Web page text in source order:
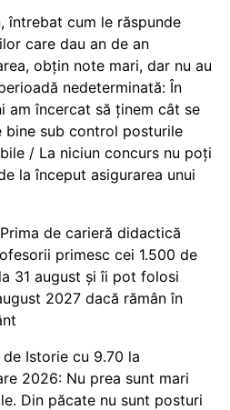
întrebat cum le răspunde
care dau an de an
obțin note mari, dar nu au
nedeterminată: În
am încercat să ținem cât se
bine sub control posturile
/ La niciun concurs nu poți
la început asigurarea unui
de carieră didactică
primesc cei 1.500 de
31 august și îi pot folosi
2027 dacă rămân în
Istorie cu 9.70 la
2026: Nu prea sunt mari
Din păcate nu sunt posturi